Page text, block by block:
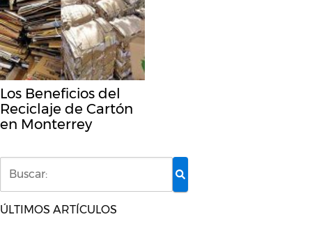
Los Beneficios del
Reciclaje de Cartón
en Monterrey
ÚLTIMOS ARTÍCULOS